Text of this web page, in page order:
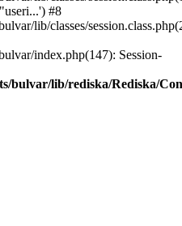
#8
lib/classes/
index.php(147): Session-
bulvar/lib/rediska/Rediska/